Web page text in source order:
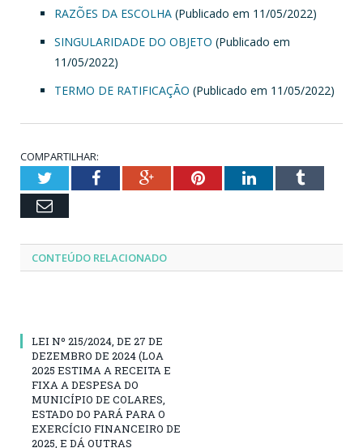
RAZÕES DA ESCOLHA (Publicado em 11/05/2022)
SINGULARIDADE DO OBJETO (Publicado em
11/05/2022)
TERMO DE RATIFICAÇÃO (Publicado em 11/05/2022)
COMPARTILHAR:
TwitterFacebookGoogle+PinterestLinkedInTumblr
Email
CONTEÚDO RELACIONADO
LEI Nº 215/2024, DE 27 DE
DEZEMBRO DE 2024 (LOA
2025 ESTIMA A RECEITA E
FIXA A DESPESA DO
MUNICÍPIO DE COLARES,
ESTADO DO PARÁ PARA O
EXERCÍCIO FINANCEIRO DE
2025, E DÁ OUTRAS